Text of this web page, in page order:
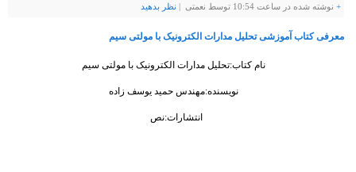
+ نوشته شده در ساعت 10:54 توسط نعمتی | نظر بدهيد
معرفی کتاب آموزشی تحلیل مدارات الکترونیک با مولتی سیم
نام کتاب:تحلیل مدارات الکترونیک با مولتی سیم
نویسنده:مهندس حمید یوسف زاده
انتشارات:نص